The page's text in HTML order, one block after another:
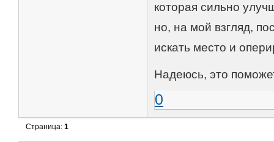
которая сильно
но, на мой взгляд,
искать место и
Надеюсь, это
0
Страница:1